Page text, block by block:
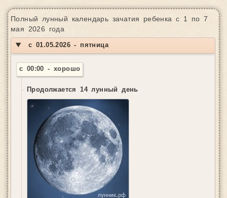
Полный лунный календарь зачатия ребенка с 1 по 7
мая 2026 года
▼с 01.05.2026 - пятница
с 00:00 - хорошо
Продолжается 14 лунный день